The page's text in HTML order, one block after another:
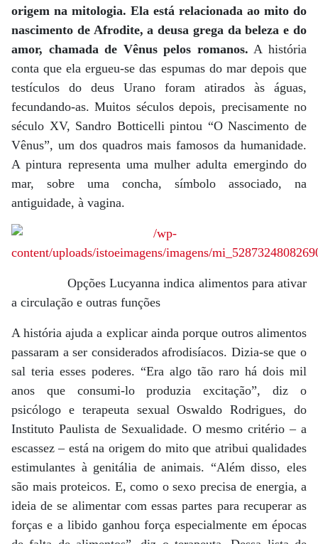
origem na mitologia. Ela está relacionada ao mito do
nascimento de Afrodite, a deusa grega da beleza e do
amor, chamada de Vênus pelos romanos. A história
conta que ela ergueu-se das espumas do mar depois que
testículos do deus Urano foram atirados às águas,
fecundando-as. Muitos séculos depois, precisamente no
século XV, Sandro Botticelli pintou “O Nascimento de
Vênus”, um dos quadros mais famosos da humanidade.
A pintura representa uma mulher adulta emergindo do
mar, sobre uma concha, símbolo associado, na
antiguidade, à vagina.
Opções Lucyanna indica alimentos para ativar
a circulação e outras funções
A história ajuda a explicar ainda porque outros alimentos
passaram a ser considerados afrodisíacos. Dizia-se que o
sal teria esses poderes. “Era algo tão raro há dois mil
anos que consumi-lo produzia excitação”, diz o
psicólogo e terapeuta sexual Oswaldo Rodrigues, do
Instituto Paulista de Sexualidade. O mesmo critério – a
escassez – está na origem do mito que atribui qualidades
estimulantes à genitália de animais. “Além disso, eles
são mais proteicos. E, como o sexo precisa de energia, a
ideia de se alimentar com essas partes para recuperar as
forças e a libido ganhou força especialmente em épocas